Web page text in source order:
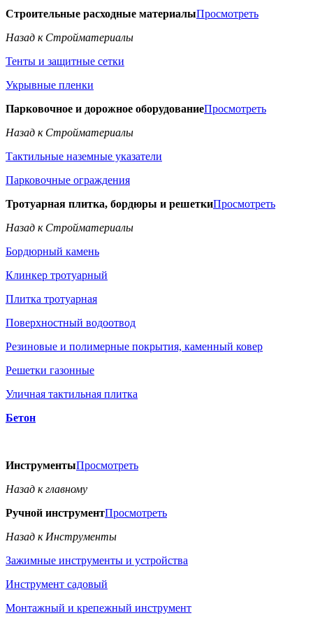
Строительные расходные материалыПросмотреть
Назад к Стройматериалы
Тенты и защитные сетки
Укрывные пленки
Парковочное и дорожное оборудованиеПросмотреть
Назад к Стройматериалы
Тактильные наземные указатели
Парковочные ограждения
Тротуарная плитка, бордюры и решеткиПросмотреть
Назад к Стройматериалы
Бордюрный камень
Клинкер тротуарный
Плитка тротуарная
Поверхностный водоотвод
Резиновые и полимерные покрытия, каменный ковер
Решетки газонные
Уличная тактильная плитка
Бетон
ИнструментыПросмотреть
Назад к главному
Ручной инструментПросмотреть
Назад к Инструменты
Зажимные инструменты и устройства
Инструмент садовый
Монтажный и крепежный инструмент